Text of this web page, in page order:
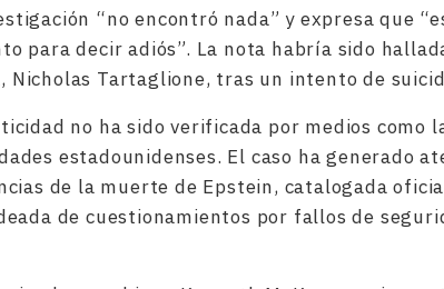
“no encontró nada” y expresa que
para decir adiós”. La nota habría sido
Nicholas Tartaglione, tras un intento de
no ha sido verificada por medios como
estadounidenses. El caso ha generado
de la muerte de Epstein, catalogada
de cuestionamientos por fallos de